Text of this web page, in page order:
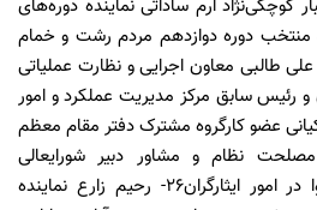
انقلاب اسلامی۲۳- جبار کوچکی‌نژاد ارم ساداتی نماینده دوره‌های
دوره دوازدهم مردم رشت و خمام
مجلس شورای اسلامی۲۴- علی طالبی معاون اجرایی و نظارت عملیاتی
و رئيس سابق مركز مديريت عملكرد و امور
كشور۲۵- بیژن کیانی عضو کارگروه مشترک دفتر مقام معظم
نظام و مشاور دبیر شورایعالی
هماهنگی اقتصادی سران قوا در امور ایثارگران۲۶- رحیم زارع نماینده